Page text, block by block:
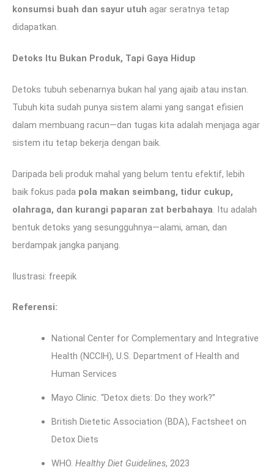
konsumsi buah dan sayur utuh agar seratnya tetap
didapatkan.
Detoks Itu Bukan Produk, Tapi Gaya Hidup
Detoks tubuh sebenarnya bukan hal yang ajaib atau instan.
Tubuh kita sudah punya sistem alami yang sangat efisien
dalam membuang racun—dan tugas kita adalah menjaga agar
sistem itu tetap bekerja dengan baik.
Daripada beli produk mahal yang belum tentu efektif, lebih
baik fokus pada pola makan seimbang, tidur cukup,
olahraga, dan kurangi paparan zat berbahaya. Itu adalah
bentuk detoks yang sesungguhnya—alami, aman, dan
berdampak jangka panjang.
Ilustrasi: freepik
Referensi:
National Center for Complementary and Integrative
Health (NCCIH), U.S. Department of Health and
Human Services
Mayo Clinic. “Detox diets: Do they work?”
British Dietetic Association (BDA), Factsheet on
Detox Diets
WHO. Healthy Diet Guidelines, 2023